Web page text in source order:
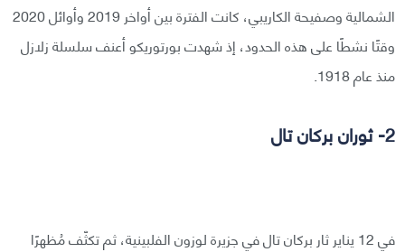
الشمالية وصفيحة الكاريبي، كانت الفترة بين أواخر 2019 وأوائل 2020
وقتًا نشطًا على هذه الحدود، إذ شهدت بورتوريكو أعنف سلسلة زلازل
منذ عام 1918.
2- ثوران بركان تال
في 12 يناير ثار بركان تال في جزيرة لوزون الفلبينية، ثم تكثّف مُظهرًا